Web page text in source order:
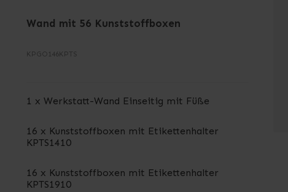
Wand mit 56 Kunststoffboxen
KPGO146KPTS
1 x Werkstatt-Wand Einseitig mit Füße
16 x Kunststoffboxen mit Etikettenhalter
KPTS1410
16 x Kunststoffboxen mit Etikettenhalter
KPTS1910